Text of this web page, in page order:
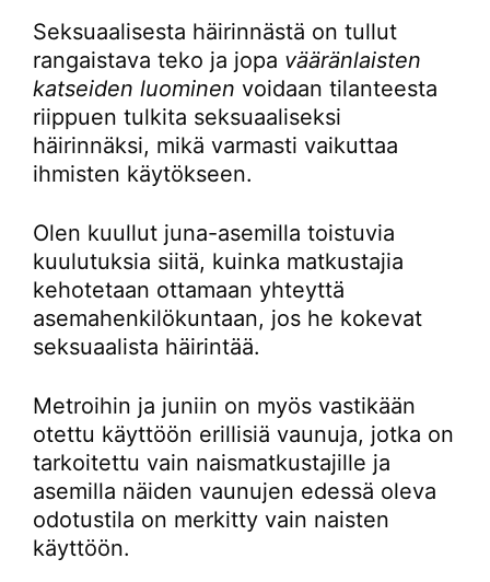
Seksuaalisesta häirinnästä on tullut
rangaistava teko ja jopa vääränlaisten
katseiden luominen voidaan tilanteesta
riippuen tulkita seksuaaliseksi
häirinnäksi, mikä varmasti vaikuttaa
ihmisten käytökseen.
Olen kuullut juna-asemilla toistuvia
kuulutuksia siitä, kuinka matkustajia
kehotetaan ottamaan yhteyttä
asemahenkilökuntaan, jos he kokevat
seksuaalista häirintää.
Metroihin ja juniin on myös vastikään
otettu käyttöön erillisiä vaunuja, jotka on
tarkoitettu vain naismatkustajille ja
asemilla näiden vaunujen edessä oleva
odotustila on merkitty vain naisten
käyttöön.